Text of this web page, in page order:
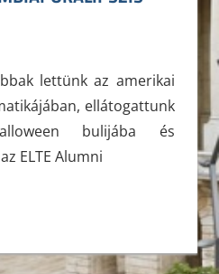
lettünk az amerikai
ellátogattunk
bulijába és
ELTE Alumni